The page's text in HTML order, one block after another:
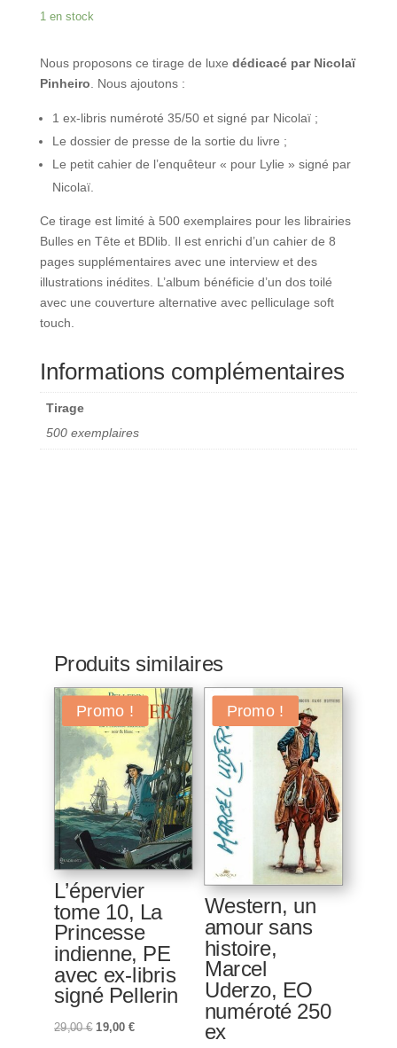
1 en stock
Nous proposons ce tirage de luxe dédicacé par Nicolaï
Pinheiro. Nous ajoutons :
1 ex-libris numéroté 35/50 et signé par Nicolaï ;
Le dossier de presse de la sortie du livre ;
Le petit cahier de l’enquêteur « pour Lylie » signé par
Nicolaï.
Ce tirage est limité à 500 exemplaires pour les librairies
Bulles en Tête et BDlib. Il est enrichi d’un cahier de 8
pages supplémentaires avec une interview et des
illustrations inédites. L’album bénéficie d’un dos toilé
avec une couverture alternative avec pelliculage soft
touch.
Informations complémentaires
Tirage
500 exemplaires
Produits similaires
Promo !
L’épervier
tome 10, La
Princesse
indienne, PE
avec ex-libris
signé Pellerin
29,00€ Le
19,00 €Le
Promo !
Western, un
amour sans
histoire,
Marcel
Uderzo, EO
numéroté 250
ex